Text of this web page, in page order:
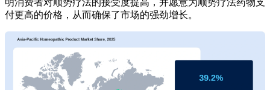
付更高的价格，从而确保了市场的强劲增长。